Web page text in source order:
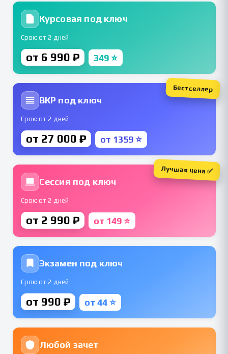
Курсовая под ключ
Срок: от 2 дней
от 6 990 ₽ 349 ⭐
ВКР под ключ
Срок: от 2 дней
от 27 000 ₽ от 1359 ⭐
Бестселлер
Сессия под ключ
Срок: от 2 дней
от 2 990 ₽ от 149 ⭐
Лучшая цена ✅
Экзамен под ключ
Срок: от 2 дней
от 990 ₽ от 44 ⭐
Любой зачет